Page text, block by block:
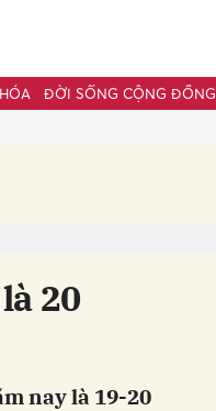
ĐỜI SỐNG CỘNG ĐỒNG
20
nay là 19-20